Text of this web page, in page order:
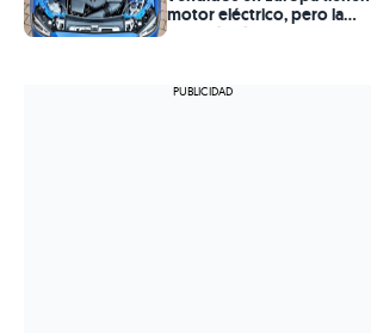
motor eléctrico, pero la
mayoría aún necesita